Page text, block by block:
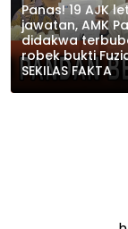
Panas! 19 AJK
jawatan, AMK
didakwa
robek bukti
SEKILAS FAKTA